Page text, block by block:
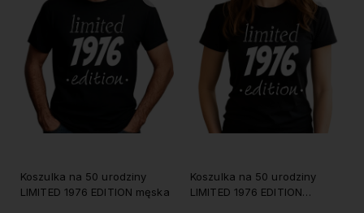
Koszulka na 50 urodziny
LIMITED 1976 EDITION męska
Koszulka na 50 urodziny
LIMITED 1976 EDITION